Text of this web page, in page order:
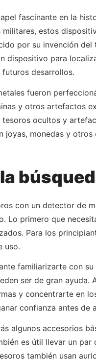
fascinante en la
estos
por su invención
dispositivo para
desarrollos.
fueron
y otros artefactos
ocultos y
joyas, monedas y
con un detector de
Lo primero que
Para los
uso.
familiarizarte con
ser de gran
y concentrarte en
confianza antes de
algunos accesorios
es útil llevar un
también usan